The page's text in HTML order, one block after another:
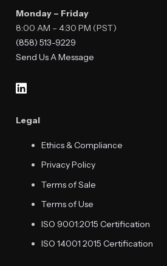
Monday – Friday
8:00 AM – 4:30 PM (PST)
(858) 513-9229
Send Us A Message
Legal
Ethics & Compliance
Privacy Policy
Terms of Sale
Terms of Use
ISO 9001:2015 Certification
ISO 14001 2015 Certification